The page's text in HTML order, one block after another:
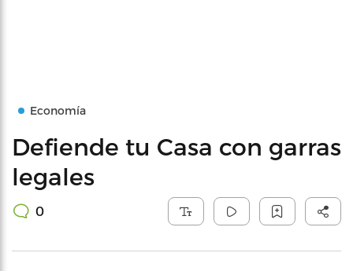
Economía
Defiende tu Casa con garras
legales
0